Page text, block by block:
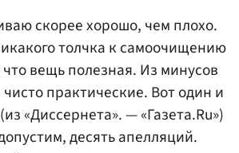
скорее хорошо, чем плохо.
толчка к самоочищению
вещь полезная. Из минусов
практические. Вот один и
«Диссернета». — «Газета.Ru»)
десять апелляций.